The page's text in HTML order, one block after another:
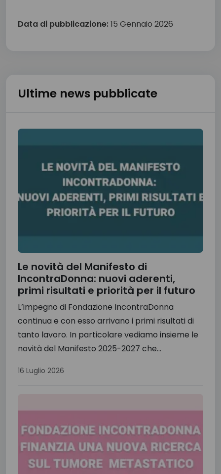
Data di pubblicazione:15 Gennaio 2026
Ultime news pubblicate
Le novità del Manifesto di
IncontraDonna: nuovi aderenti,
primi risultati e priorità per il futuro
L’impegno di Fondazione IncontraDonna
continua e con esso arrivano i primi risultati di
tanto lavoro. In particolare vediamo insieme le
novità del Manifesto 2025-2027 che...
16 Luglio 2026